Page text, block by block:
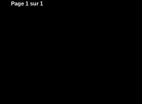
Page 1 sur1